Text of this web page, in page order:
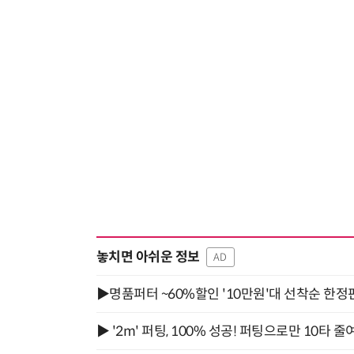
놓치면 아쉬운 정보 AD
▶명품퍼터 ~60%할인 '10만원'대 선착순 한정
▶ '2m' 퍼팅, 100% 성공! 퍼팅으로만 10타 줄